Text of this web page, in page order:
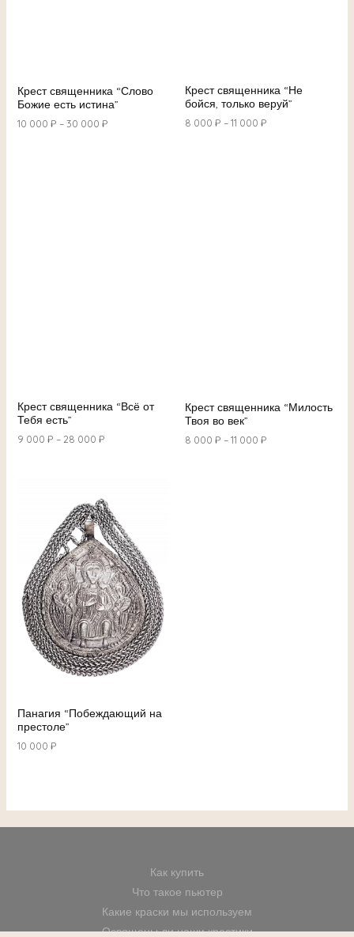
Крест священника “Слово
Божие есть истина”
10 000 ₽ –30 000 ₽
Крест священника “Не
бойся, только веруй”
8 000 ₽ –11 000 ₽
Крест священника “Всё от
Тебя есть”
9 000 ₽ –28 000 ₽
Крест священника “Милость
Твоя во век”
8 000 ₽ –11 000 ₽
Панагия “Побеждающий на
престоле”
10 000 ₽
Как купить
Что такое пьютер
Какие краски мы используем
Освящены ли наши крестики